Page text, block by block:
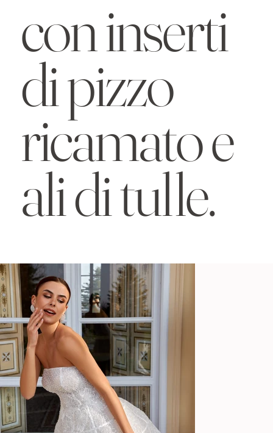
con inserti
di pizzo
ricamato e
ali di tulle.